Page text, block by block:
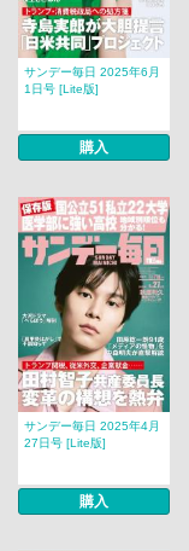
サンデー毎日 2025年6月
1日号 [Lite版]
購入
サンデー毎日 2025年4月
27日号 [Lite版]
購入